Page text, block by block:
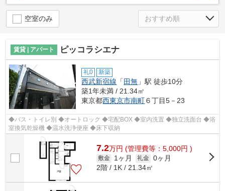
空室のみ
賃貸 | アパート ピッコラシエナ
礼0 新築
西武新宿線 「 田無 」駅 徒歩10分
築1年未満 / 21.34㎡
東京都西東京市南町６丁目5－23
◆バス・トイレ別 ◆オートロック ◆宅配BOX ◆室内洗置 ◆独立洗面台 ◆浴
室換気乾燥機 ◆温水洗浄便座 ◆床下収納
7.2万円 (管理費等：5,000円 )
敷金 1ヶ月 礼金 0ヶ月
2階 / 1K / 21.34㎡